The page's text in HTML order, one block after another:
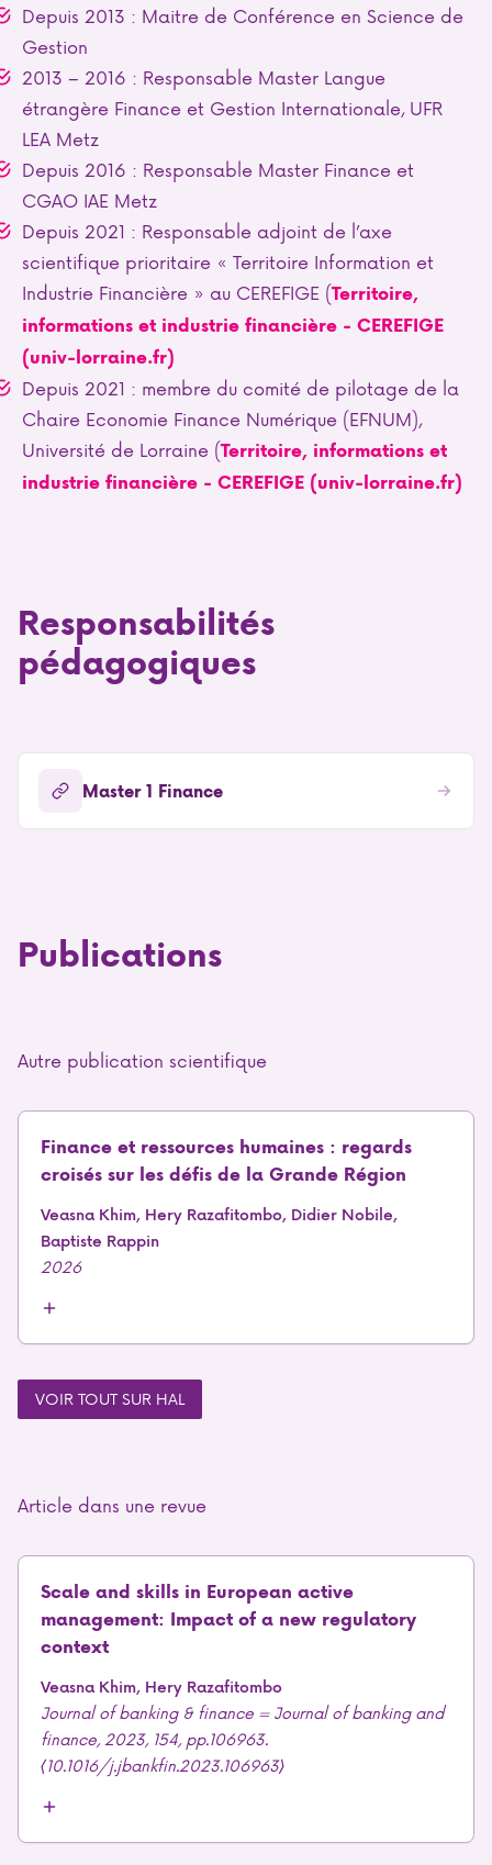
Depuis 2013 : Maitre de Conférence en Science de
Gestion
2013 – 2016 : Responsable Master Langue
étrangère Finance et Gestion Internationale, UFR
LEA Metz
Depuis 2016 : Responsable Master Finance et
CGAO IAE Metz
Depuis 2021 : Responsable adjoint de l’axe
scientifique prioritaire « Territoire Information et
Industrie Financière » au CEREFIGE (Territoire,
informations et industrie financière - CEREFIGE
(univ-lorraine.fr)
Depuis 2021 : membre du comité de pilotage de la
Chaire Economie Finance Numérique (EFNUM),
Université de Lorraine (Territoire, informations et
industrie financière - CEREFIGE (univ-lorraine.fr)
Responsabilités
pédagogiques
Master 1 Finance
Publications
Autre publication scientifique
Finance et ressources humaines : regards
croisés sur les défis de la Grande Région
Veasna Khim, Hery Razafitombo, Didier Nobile,
Baptiste Rappin
2026
VOIR TOUT SUR HAL
Article dans une revue
Scale and skills in European active
management: Impact of a new regulatory
context
Veasna Khim, Hery Razafitombo
Journal of banking & finance = Journal of banking and
finance, 2023, 154, pp.106963.
⟨10.1016/j.jbankfin.2023.106963⟩